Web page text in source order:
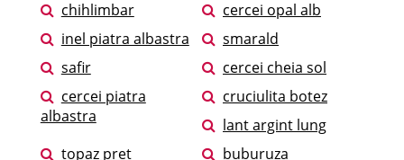
chihlimbar
cercei opal alb
inel piatra albastra
smarald
safir
cercei cheia sol
cercei piatra
albastra
cruciulita botez
lant argint lung
topaz pret
buburuza